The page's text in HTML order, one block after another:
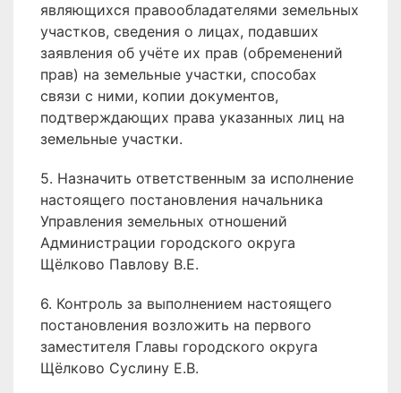
являющихся правообладателями земельных
участков, сведения о лицах, подавших
заявления об учёте их прав (обременений
прав) на земельные участки, способах
связи с ними, копии документов,
подтверждающих права указанных лиц на
земельные участки.
5. Назначить ответственным за исполнение
настоящего постановления начальника
Управления земельных отношений
Администрации городского округа
Щёлково Павлову В.Е.
6. Контроль за выполнением настоящего
постановления возложить на первого
заместителя Главы городского округа
Щёлково Суслину Е.В.